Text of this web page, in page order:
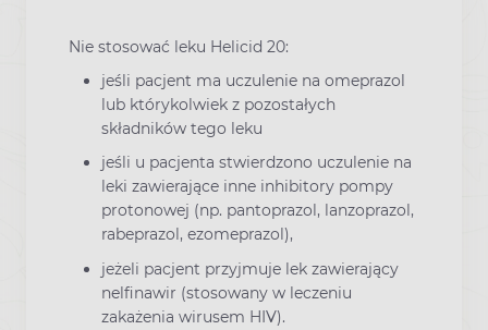
Nie stosować leku Helicid 20:
jeśli pacjent ma uczulenie na omeprazol
lub którykolwiek z pozostałych
składników tego leku
jeśli u pacjenta stwierdzono uczulenie na
leki zawierające inne inhibitory pompy
protonowej (np. pantoprazol, lanzoprazol,
rabeprazol, ezomeprazol),
jeżeli pacjent przyjmuje lek zawierający
nelfinawir (stosowany w leczeniu
zakażenia wirusem HIV).